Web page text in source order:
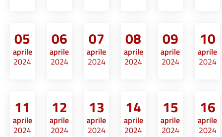
05
aprile
2024
06
aprile
2024
07
aprile
2024
08
aprile
2024
09
aprile
2024
10
aprile
2024
11
aprile
2024
12
aprile
2024
13
aprile
2024
14
aprile
2024
15
aprile
2024
16
aprile
2024